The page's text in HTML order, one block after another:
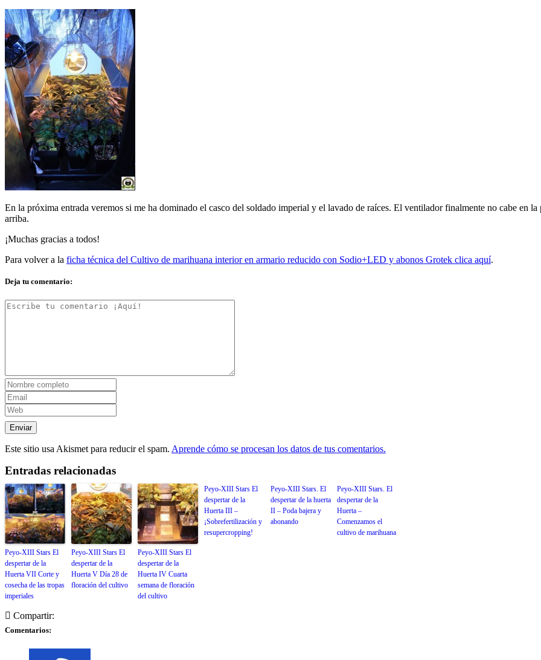
En la próxima entrada veremos si me ha dominado el casco del soldado imperial y el lavado de raíces. El ventilador finalmente no cabe en
arriba.
¡Muchas gracias a todos!
Para volver a la ficha técnica del Cultivo de marihuana interior en armario reducido con Sodio+LED y abonos Grotek clica aquí.
Deja tu comentario:
Este sitio usa Akismet para reducir el spam. Aprende cómo se procesan los datos de tus comentarios.
Entradas relacionadas
Peyo-XIII Stars El
despertar de la
Huerta VII Corte y
cosecha de las tropas
imperiales
Peyo-XIII Stars El
despertar de la
Huerta V Día 28 de
floración del cultivo
Peyo-XIII Stars El
despertar de la
Huerta IV Cuarta
semana de floración
del cultivo
Peyo-XIII Stars El
despertar de la
Huerta III –
¡Sobrefertilización y
resupercropping!
Peyo-XIII Stars. El
despertar de la huerta
II – Poda bajera y
abonando
Peyo-XIII Stars. El
despertar de la
Huerta –
Comenzamos el
cultivo de marihuana
Compartir:
Comentarios: